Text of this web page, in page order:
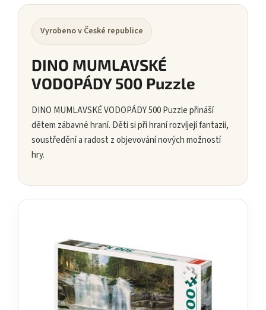
Vyrobeno v České republice
DINO MUMLAVSKÉ
VODOPÁDY 500 Puzzle
DINO MUMLAVSKÉ VODOPÁDY 500 Puzzle přináší
dětem zábavné hraní. Děti si při hraní rozvíjejí fantazii,
soustředění a radost z objevování nových možností
hry.